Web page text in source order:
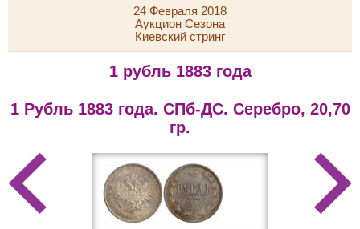
24 Февраля 2018
Аукцион Сезона
Киевский стринг
1 рубль 1883 года
1 Рубль 1883 года. СПб-ДС. Серебро, 20,70
гр.